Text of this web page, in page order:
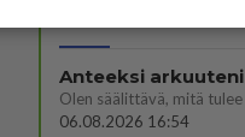
Anteeksi arkuuteni
06.08.2026 16:54